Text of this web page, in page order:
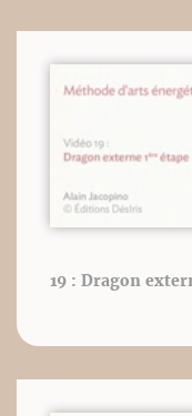
19 : Dragon